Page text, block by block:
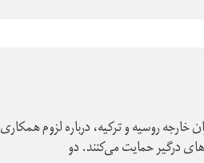
روسیه و ترکیه، درباره لزوم همکاری
درگیر حمایت می‌کنند. دو